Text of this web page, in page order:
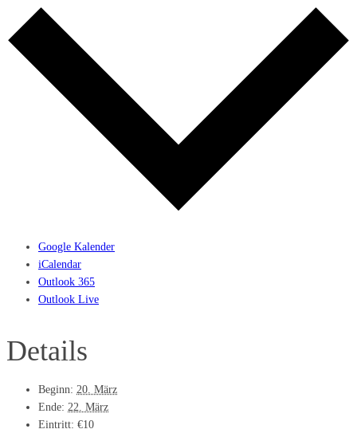
Google Kalender
iCalendar
Outlook 365
Outlook Live
Details
Beginn: 20. März
Ende: 22. März
Eintritt: €10